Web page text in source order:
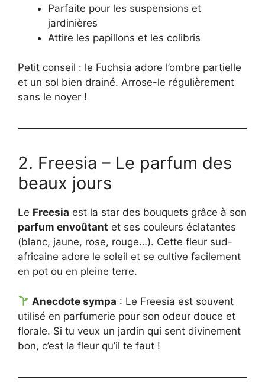
Parfaite pour les suspensions et
jardinières
Attire les papillons et les colibris
Petit conseil : le Fuchsia adore l’ombre partielle
et un sol bien drainé. Arrose-le régulièrement
sans le noyer !
2. Freesia – Le parfum des
beaux jours
Le Freesia est la star des bouquets grâce à son
parfum envoûtant et ses couleurs éclatantes
(blanc, jaune, rose, rouge…). Cette fleur sud-
africaine adore le soleil et se cultive facilement
en pot ou en pleine terre.
Anecdote sympa : Le Freesia est souvent
utilisé en parfumerie pour son odeur douce et
florale. Si tu veux un jardin qui sent divinement
bon, c’est la fleur qu’il te faut !